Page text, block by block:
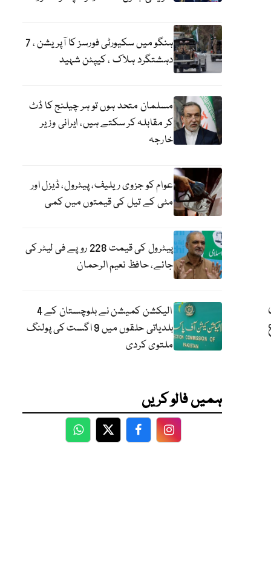
ہنگو میں سکیورٹی فورسز کا آپریشن ، 7
دہشتگرد ہلاک ، کیپٹن شہید
مسلمان متحد ہوں تو ہر چیلنج کا ڈٹ
کر مقابلہ کر سکتے ہیں، ایرانی وزیر
خارجہ
عوام کو جزوی ریلیف، پیٹرول، ڈیزل اور
مٹی کے تیل کی قیمتوں میں کمی
پیٹرول کی قیمت 228 روپے فی لیٹر کی
جائے، حافظ نعیم الرحمان
الیکشن کمیشن نے بلوچستان کے 4
بلدیاتی حلقوں میں 9 اگست کی پولنگ
ملتوی کردی
ہمیں فالو کریں
WhatsApp
TwitterFacebookFacebook